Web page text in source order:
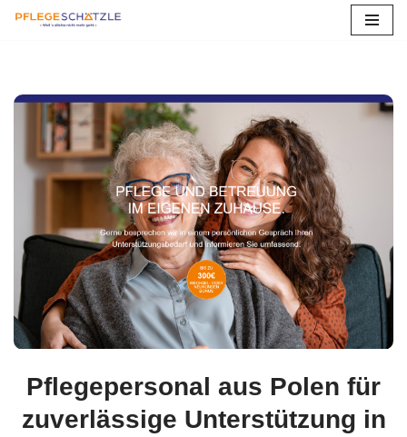
springen
Pflegepersonal aus Polen für
zuverlässige Unterstützung in